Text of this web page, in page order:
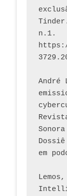
n.1.
André
em